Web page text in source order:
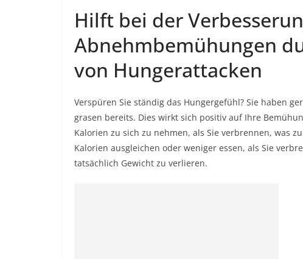
Hilft bei der
Abnehmbemühungen
von Hungerattacken
Verspüren Sie ständig das Hungergefühl? Sie haben
grasen bereits. Dies wirkt sich positiv auf Ihre
Kalorien zu sich zu nehmen, als Sie verbrennen, was
Kalorien ausgleichen oder weniger essen, als Sie
tatsächlich Gewicht zu verlieren.